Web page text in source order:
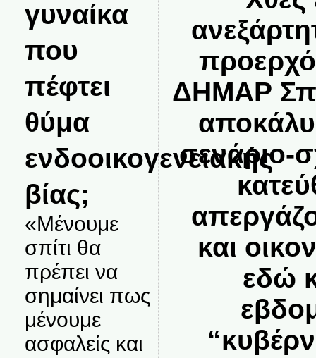
γυναίκα
που
πέφτει
θύμα
ενδοοικογενειακής
βίας;
«Μένουμε
σπίτι θα
πρέπει να
σημαίνει πως
μένουμε
ασφαλείς και
ΔΗΜΑΡ
σενάριο-
και
εδώ